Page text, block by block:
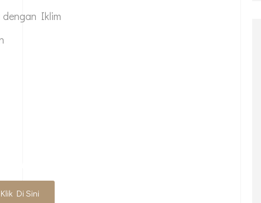
dengan Iklim
Klik Di Sini